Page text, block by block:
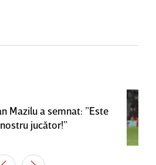
Mazilu a semnat: ”Este
jucător!”